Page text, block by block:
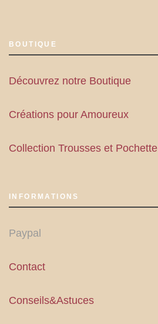
BOUTIQUE
Découvrez notre Boutique
Créations pour Amoureux
Collection Trousses et Pochette
INFORMATIONS
Paypal
Contact
Conseils&Astuces